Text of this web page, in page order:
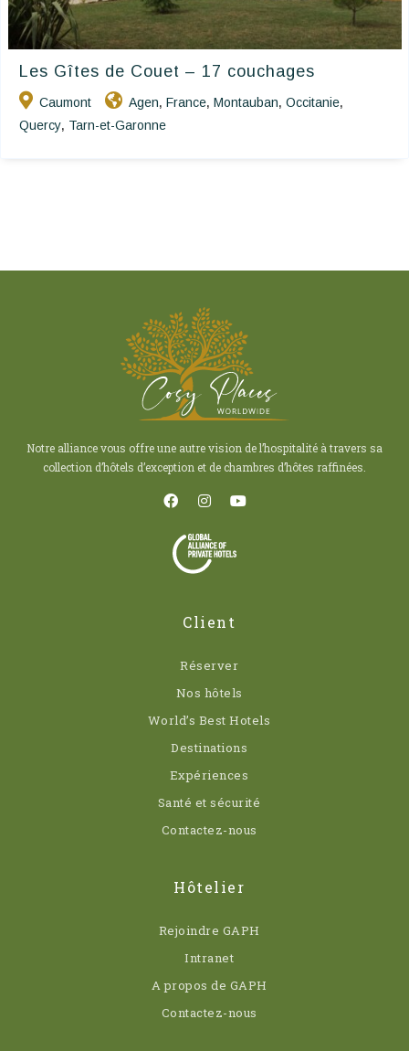
Les Gîtes de Couet – 17 couchages
Caumont Agen, France, Montauban, Occitanie,
Quercy, Tarn-et-Garonne
Notre alliance vous offre une autre vision de l’hospitalité à travers sa
collection d’hôtels d’exception et de chambres d’hôtes raffinées.
Client
Réserver
Nos hôtels
World’s Best Hotels
Destinations
Expériences
Santé et sécurité
Contactez-nous
Hôtelier
Rejoindre GAPH
Intranet
A propos de GAPH
Contactez-nous